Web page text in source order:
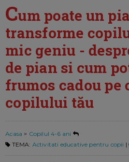
Cum poate un
transforme
mic geniu -
de pian si cum
frumos cadou pe
copilului tău
Acasa > Copilul 4-6 ani
TEMA: Activitati educative pentru copii |